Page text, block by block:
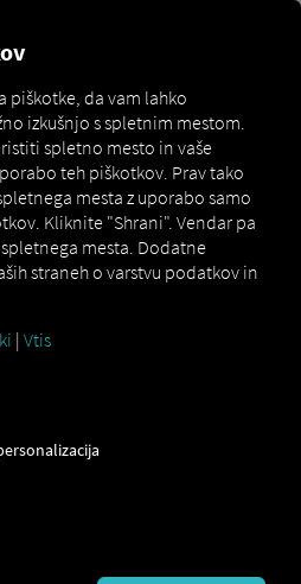
Koegel Connect How to
prilagoditev
piškotke, da vam lahko
izkušnjo s spletnim mestom.
spletno mesto in vaše
teh piškotkov. Prav tako
mesta z uporabo samo
Kliknite "Shrani". Vendar pa
mesta. Dodatne
straneh o varstvu podatkov in
| Vtis